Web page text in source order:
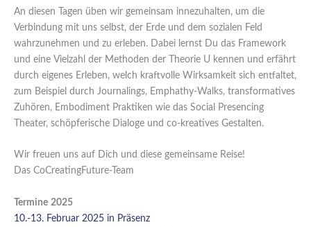
An diesen Tagen üben wir gemeinsam innezuhalten, um die
Verbindung mit uns selbst, der Erde und dem sozialen Feld
wahrzunehmen und zu erleben. Dabei lernst Du das Framework
und eine Vielzahl der Methoden der Theorie U kennen und erfährt
durch eigenes Erleben, welch kraftvolle Wirksamkeit sich entfaltet,
zum Beispiel durch Journalings, Emphathy-Walks, transformatives
Zuhören, Embodiment Praktiken wie das Social Presencing
Theater, schöpferische Dialoge und co-kreatives Gestalten.
Wir freuen uns auf Dich und diese gemeinsame Reise!
Das CoCreatingFuture-Team
Termine 2025
10.-13. Februar 2025 in Präsenz